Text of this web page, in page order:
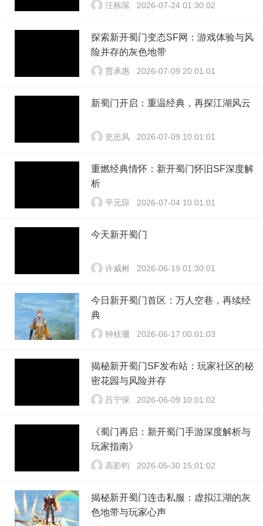
汪栋琛 2026-07-24 01:30:02
探索新开蜀门变态SF网：游戏体验与风
险并存的灰色地带
贾承惠 2026-07-09 20:01:01
新蜀门开启：重温经典，再探江湖风云
史忠风 2026-07-09 10:01:01
重燃经典情怀：新开蜀门怀旧SF深度解
析
平元琼 2026-07-04 10:01:01
今天新开蜀门
许威树 2026-06-19 01:30:01
今日新开蜀门首区：万人空巷，再续经
典
钟枝珊 2026-06-17 00:01:03
揭秘新开蜀门SF发布站：玩家社区的秘
密花园与风险并存
吕宁保 2026-06-09 10:01:02
《蜀门再启：新开蜀门手游深度解析与
玩家指南》
高影钧 2026-05-30 15:01:02
揭秘新开蜀门连击私服：虚拟江湖的灰
色地带与玩家心声